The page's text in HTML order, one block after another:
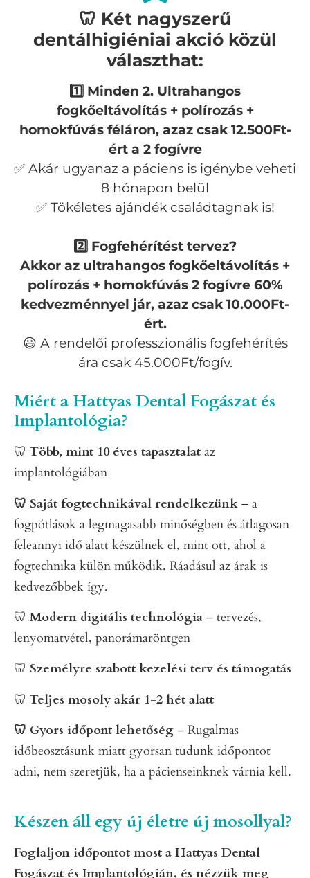
🦷 Két nagyszerű
dentálhigiéniai akció közül
választhat:
1️⃣ Minden 2. Ultrahangos
fogkőeltávolítás + polírozás +
homokfúvás féláron, azaz csak 12.500Ft-
ért a 2 fogívre
✅ Akár ugyanaz a páciens is igénybe veheti
8 hónapon belül
✅ Tökéletes ajándék családtagnak is!
2️⃣ Fogfehérítést tervez?
Akkor az ultrahangos fogkőeltávolítás +
polírozás + homokfúvás 2 fogívre 60%
kedvezménnyel jár, azaz csak 10.000Ft-
ért.
😃 A rendelői professzionális fogfehérítés
ára csak 45.000Ft/fogív.
Miért a Hattyas Dental Fogászat és
Implantológia?
🦷 Több, mint 10 éves tapasztalat az
implantológiában
🦷 Saját fogtechnikával rendelkezünk – a
fogpótlások a legmagasabb minőségben és átlagosan
feleannyi idő alatt készülnek el, mint ott, ahol a
fogtechnika külön működik. Ráadásul az árak is
kedvezőbbek így.
🦷 Modern digitális technológia – tervezés,
lenyomatvétel, panorámaröntgen
🦷 Személyre szabott kezelési terv és támogatás
🦷 Teljes mosoly akár 1-2 hét alatt
🦷 Gyors időpont lehetőség – Rugalmas
időbeosztásunk miatt gyorsan tudunk időpontot
adni, nem szeretjük, ha a pácienseinknek várnia kell.
Készen áll egy új életre új mosollyal?
Foglaljon időpontot most a Hattyas Dental
Fogászat és Implantológián, és nézzük meg